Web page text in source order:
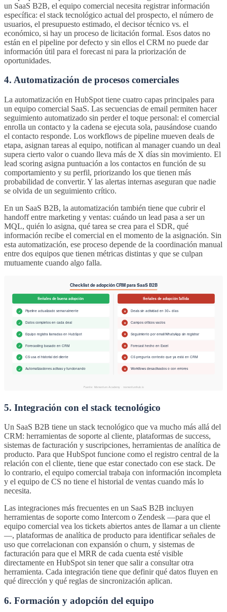
un SaaS B2B, el equipo comercial necesita registrar información
específica: el stack tecnológico actual del prospecto, el número de
usuarios, el presupuesto estimado, el decisor técnico vs. el
económico, si hay un proceso de licitación formal. Esos datos no
están en el pipeline por defecto y sin ellos el CRM no puede dar
información útil para el forecast ni para la priorización de
oportunidades.
4. Automatización de procesos comerciales
La automatización en HubSpot tiene cuatro capas principales para
un equipo comercial SaaS. Las secuencias de email permiten hacer
seguimiento automatizado sin perder el toque personal: el comercial
enrolla un contacto y la cadena se ejecuta sola, pausándose cuando
el contacto responde. Los workflows de pipeline mueven deals de
etapa, asignan tareas al equipo, notifican al manager cuando un deal
supera cierto valor o cuando lleva más de X días sin movimiento. El
lead scoring asigna puntuación a los contactos en función de su
comportamiento y su perfil, priorizando los que tienen más
probabilidad de convertir. Y las alertas internas aseguran que nadie
se olvida de un seguimiento crítico.
En un SaaS B2B, la automatización también tiene que cubrir el
handoff entre marketing y ventas: cuándo un lead pasa a ser un
MQL, quién lo asigna, qué tarea se crea para el SDR, qué
información recibe el comercial en el momento de la asignación. Sin
esta automatización, ese proceso depende de la coordinación manual
entre dos equipos que tienen métricas distintas y que se culpan
mutuamente cuando algo falla.
5. Integración con el stack tecnológico
Un SaaS B2B tiene un stack tecnológico que va mucho más allá del
CRM: herramientas de soporte al cliente, plataformas de success,
sistemas de facturación y suscripciones, herramientas de analítica de
producto. Para que HubSpot funcione como el registro central de la
relación con el cliente, tiene que estar conectado con ese stack. De
lo contrario, el equipo comercial trabaja con información incompleta
y el equipo de CS no tiene el historial de ventas cuando más lo
necesita.
Las integraciones más frecuentes en un SaaS B2B incluyen
herramientas de soporte como Intercom o Zendesk —para que el
equipo comercial vea los tickets abiertos antes de llamar a un cliente
—, plataformas de analítica de producto para identificar señales de
uso que correlacionan con expansión o churn, y sistemas de
facturación para que el MRR de cada cuenta esté visible
directamente en HubSpot sin tener que salir a consultar otra
herramienta. Cada integración tiene que definir qué datos fluyen en
qué dirección y qué reglas de sincronización aplican.
6. Formación y adopción del equipo